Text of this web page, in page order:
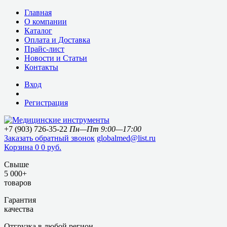
Главная
О компании
Каталог
Оплата и Доставка
Прайс-лист
Новости и Статьи
Контакты
Вход
Регистрация
+7 (903) 726-35-22 Пн—Пт 9:00—17:00
Заказать обратный звонок globalmed@list.ru
Корзина 0 0 руб.
Свыше
5 000+
товаров
Гарантия
качества